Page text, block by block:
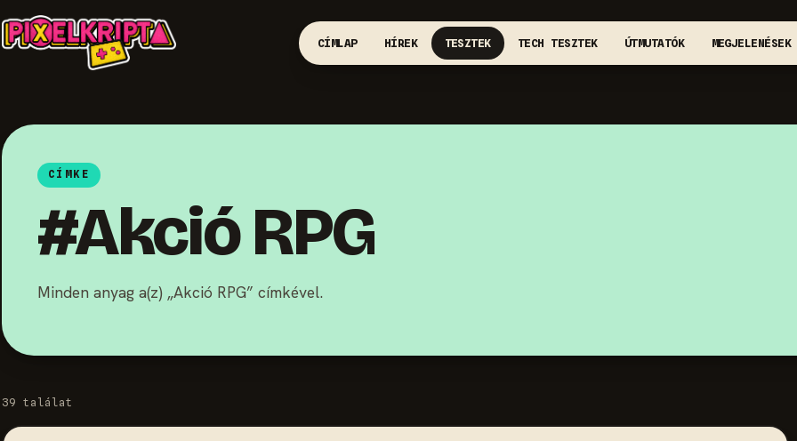
CÍMLAP HÍREK TESZTEK TECH TESZTEK ÚTMUTATÓK MEGJELENÉSEK
CÍMKE
#Akció RPG
Minden anyag a(z) „Akció RPG” címkével.
39 találat